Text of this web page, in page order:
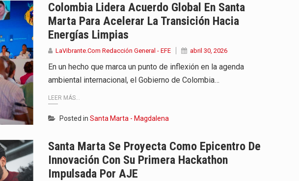
Colombia Lidera Acuerdo Global En Santa
Marta Para Acelerar La Transición Hacia
Energías Limpias
LaVibrante.Com Redacción General - EFE abril 30, 2026
En un hecho que marca un punto de inflexión en la agenda
ambiental internacional, el Gobierno de Colombia…
LEER MÁS...
Posted in Santa Marta - Magdalena
Santa Marta Se Proyecta Como Epicentro De
Innovación Con Su Primera Hackathon
Impulsada Por AJE